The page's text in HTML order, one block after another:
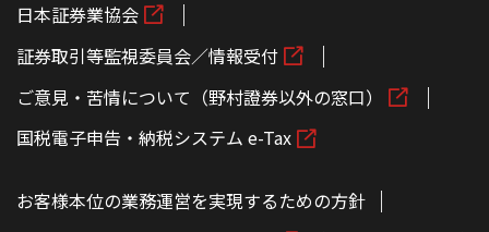
日本証券業協会
証券取引等監視委員会／情報受付
ご意見・苦情について（野村證券以外の窓口）
国税電子申告・納税システム e-Tax
お客様本位の業務運営を実現するための方針